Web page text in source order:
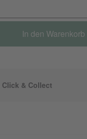
In den Warenkorb
Click & Collect